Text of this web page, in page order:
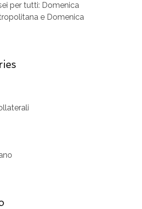
per tutti: Domenica
e Domenica